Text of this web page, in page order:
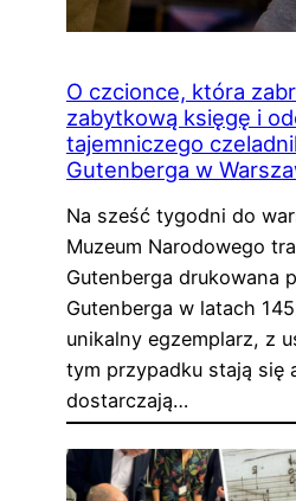
O czcionce, która
zabytkową księgę i
tajemniczego
Gutenberga w
Na sześć tygodni do
Muzeum Narodowego
Gutenberga drukowana
Gutenberga w latach
unikalny egzemplarz, z
tym przypadku stają się
dostarczają…